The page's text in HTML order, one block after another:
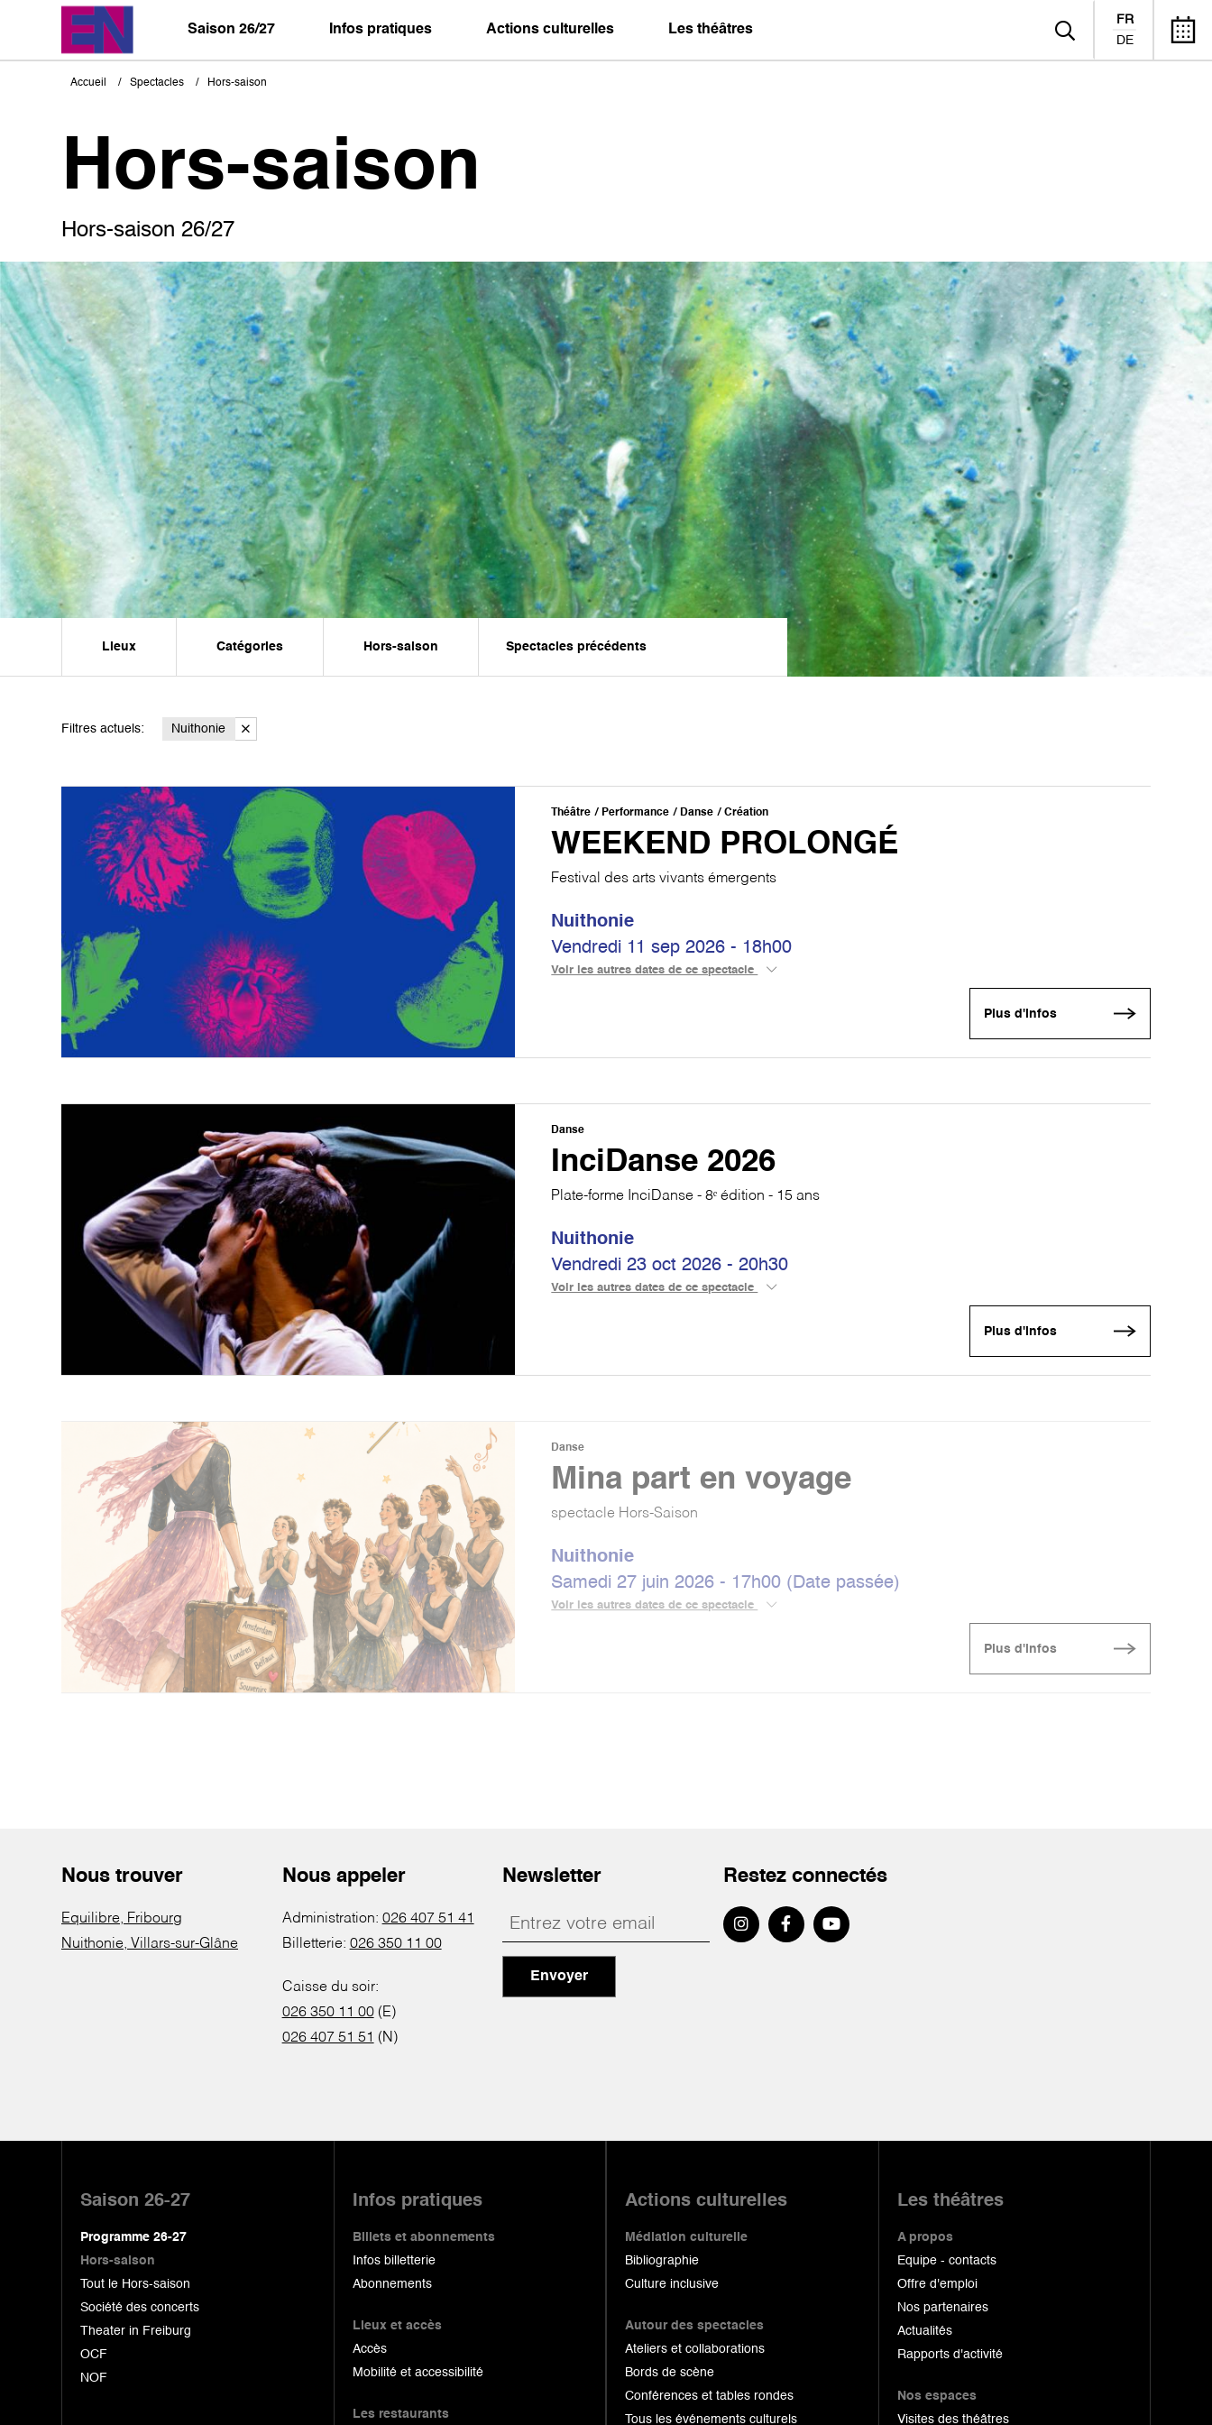
Saison 26/27 Infos pratiques Actions culturelles Les théâtres
FR
DE
Fil
Accueil Spectacles Hors-saison
Hors-saison
Hors-saison 26/27
Lieux Catégories Hors-saison Spectacles précédents
Filtres actuels: Nuithonie
Théâtre Performance Danse Création
WEEKEND PROLONGÉ
Festival des arts vivants émergents
Nuithonie
Vendredi 11 sep 2026 - 18h00
Voir les autres dates de ce spectacle
Plus d'infos
Danse
InciDanse 2026
Plate-forme InciDanse - 8ᵉ édition - 15 ans
Nuithonie
Vendredi 23 oct 2026 - 20h30
Voir les autres dates de ce spectacle
Plus d'infos
Danse
Mina part en voyage
spectacle Hors-Saison
Nuithonie
Samedi 27 juin 2026 - 17h00 (Date passée)
Voir les autres dates de ce spectacle
Plus d'infos
Nous trouver
Equilibre, Fribourg
Nuithonie, Villars-sur-Glâne
Nous appeler
Administration: 026 407 51 41
Billetterie: 026 350 11 00
Caisse du soir:
026 350 11 00(E)
026 407 51 51 (N)
Newsletter
Envoyer
Restez connectés
Saison 26-27
Programme 26-27
Hors-saison
Tout le Hors-saison
Société des concerts
Theater in Freiburg
OCF
NOF
Infos pratiques
Billets et abonnements
Infos billetterie
Abonnements
Lieux et accès
Accès
Mobilité et accessibilité
Les restaurants
Actions culturelles
Médiation culturelle
Bibliographie
Culture inclusive
Autour des spectacles
Ateliers et collaborations
Bords de scène
Conférences et tables rondes
Tous les événements culturels
Les théâtres
A propos
Equipe - contacts
Offre d'emploi
Nos partenaires
Actualités
Rapports d'activité
Nos espaces
Visites des théâtres